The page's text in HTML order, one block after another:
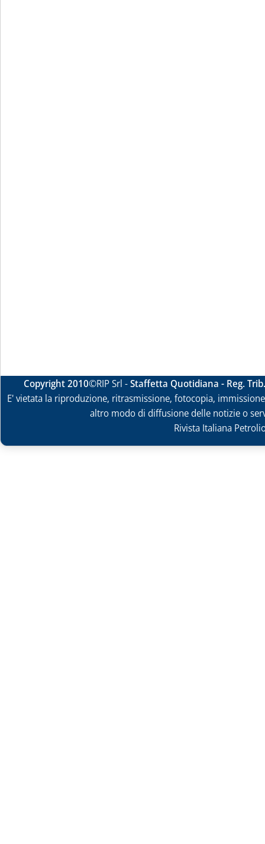
Copyright 2010©RIP Srl -Staffetta Quotidiana - Reg.
E' vietata la riproduzione, ritrasmissione, fotocopia,
altro modo di diffusione delle notizie o
Rivista Italiana